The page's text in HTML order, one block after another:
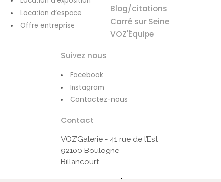
Location d’espace
Offre entreprise
Blog/citations
Carré sur Seine
VOZ'Équipe
Suivez nous
Facebook
Instagram
Contactez-nous
Contact
VOZ’Galerie - 41 rue de l’Est
92100 Boulogne-
Billancourt